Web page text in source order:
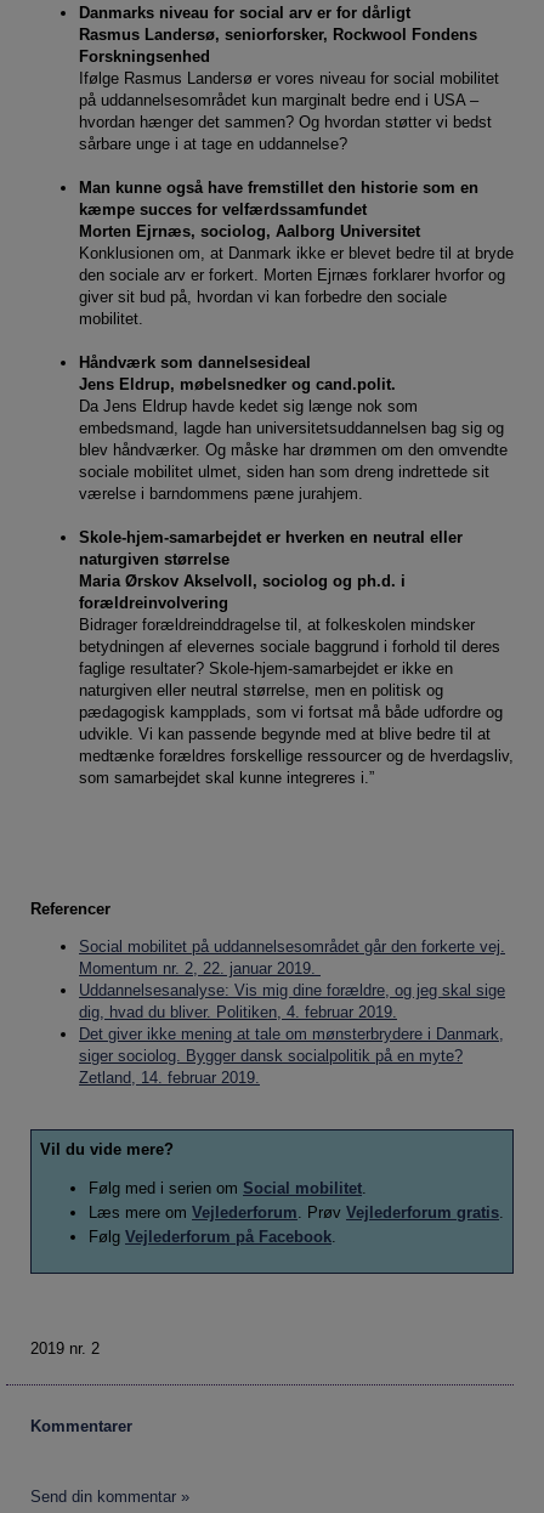
Danmarks niveau for social arv er for dårligt
Rasmus Landersø, seniorforsker, Rockwool Fondens
Forskningsenhed
Ifølge Rasmus Landersø er vores niveau for social mobilitet
på uddannelsesområdet kun marginalt bedre end i USA –
hvordan hænger det sammen? Og hvordan støtter vi bedst
sårbare unge i at tage en uddannelse?
Man kunne også have fremstillet den historie som en
kæmpe succes for velfærdssamfundet
Morten Ejrnæs, sociolog, Aalborg Universitet
Konklusionen om, at Danmark ikke er blevet bedre til at bryde
den sociale arv er forkert. Morten Ejrnæs forklarer hvorfor og
giver sit bud på, hvordan vi kan forbedre den sociale
mobilitet.
Håndværk som dannelsesideal
Jens Eldrup, møbelsnedker og cand.polit.
Da Jens Eldrup havde kedet sig længe nok som
embedsmand, lagde han universitetsuddannelsen bag sig og
blev håndværker. Og måske har drømmen om den omvendte
sociale mobilitet ulmet, siden han som dreng indrettede sit
værelse i barndommens pæne jurahjem.
Skole-hjem-samarbejdet er hverken en neutral eller
naturgiven størrelse
Maria Ørskov Akselvoll, sociolog og ph.d. i
forældreinvolvering
Bidrager forældreinddragelse til, at folkeskolen mindsker
betydningen af elevernes sociale baggrund i forhold til deres
faglige resultater? Skole-hjem-samarbejdet er ikke en
naturgiven eller neutral størrelse, men en politisk og
pædagogisk kampplads, som vi fortsat må både udfordre og
udvikle. Vi kan passende begynde med at blive bedre til at
medtænke forældres forskellige ressourcer og de hverdagsliv,
som samarbejdet skal kunne integreres i.”
Referencer
Social mobilitet på uddannelsesområdet går den forkerte vej.
Momentum nr. 2, 22. januar 2019.
Uddannelsesanalyse: Vis mig dine forældre, og jeg skal sige
dig, hvad du bliver. Politiken, 4. februar 2019.
Det giver ikke mening at tale om mønsterbrydere i Danmark,
siger sociolog. Bygger dansk socialpolitik på en myte?
Zetland, 14. februar 2019.
Vil du vide mere?
Følg med i serien om Social mobilitet
Læs mere om Vejlederforum . Prøv Vejlederforum gratis
Følg Vejlederforum på Facebook
2019 nr. 2
Kommentarer
Send din kommentar »